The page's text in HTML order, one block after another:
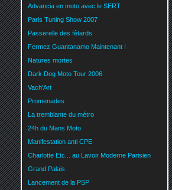
Advancia en moto avec le SERT
Paris Tuning Show 2007
Passerelle des fêtards
Fermez Guantanamo Maintenant !
Natures mortes
Dark Dog Moto Tour 2006
Vach'Art
Promenades
La tremblante du métro
24h du Mans Moto
Manifestation anti CPE
Charlotte Etc... au Lavoir Moderne Parisien
Grand Palais
Lancement de la PSP